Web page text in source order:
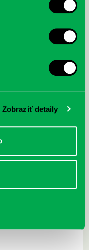
Zobraziť detaily
sprievodca